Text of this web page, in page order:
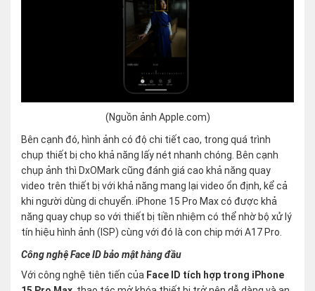
(Nguồn ảnh Apple.com)
Bên cạnh đó, hình ảnh có độ chi tiết cao, trong quá trình
chụp thiết bị cho khả năng lấy nét nhanh chóng. Bên cạnh
chụp ảnh thì DxOMark cũng đánh giá cao khả năng quay
video trên thiết bị với khả năng mang lại video ổn định, kể cả
khi người dùng di chuyển. iPhone 15 Pro Max có được khả
năng quay chụp so với thiết bị tiền nhiệm có thể nhờ bộ xử lý
tín hiệu hình ảnh (ISP) cùng với đó là con chip mới A17 Pro.
Công nghệ Face ID bảo mật hàng đầu
Với công nghệ tiên tiến của Face ID tích hợp trong iPhone